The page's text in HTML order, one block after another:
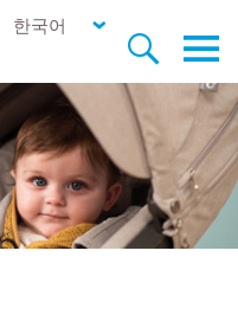


한국어